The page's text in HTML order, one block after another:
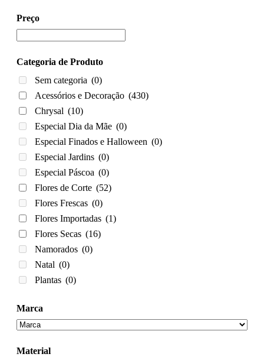
Preço
Categoria de Produto
Sem categoria (0)
Acessórios e Decoração (430)
Chrysal (10)
Especial Dia da Mãe (0)
Especial Finados e Halloween (0)
Especial Jardins (0)
Especial Páscoa (0)
Flores de Corte (52)
Flores Frescas (0)
Flores Importadas (1)
Flores Secas (16)
Namorados (0)
Natal (0)
Plantas (0)
Marca
Material